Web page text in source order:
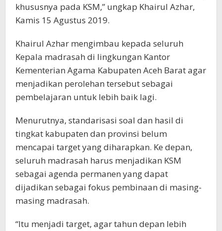
khususnya pada KSM,” ungkap Khairul Azhar,
Kamis 15 Agustus 2019.
Khairul Azhar mengimbau kepada seluruh
Kepala madrasah di lingkungan Kantor
Kementerian Agama Kabupaten Aceh Barat agar
menjadikan perolehan tersebut sebagai
pembelajaran untuk lebih baik lagi.
Menurutnya, standarisasi soal dan hasil di
tingkat kabupaten dan provinsi belum
mencapai target yang diharapkan. Ke depan,
seluruh madrasah harus menjadikan KSM
sebagai agenda permanen yang dapat
dijadikan sebagai fokus pembinaan di masing-
masing madrasah.
“Itu menjadi target, agar tahun depan lebih